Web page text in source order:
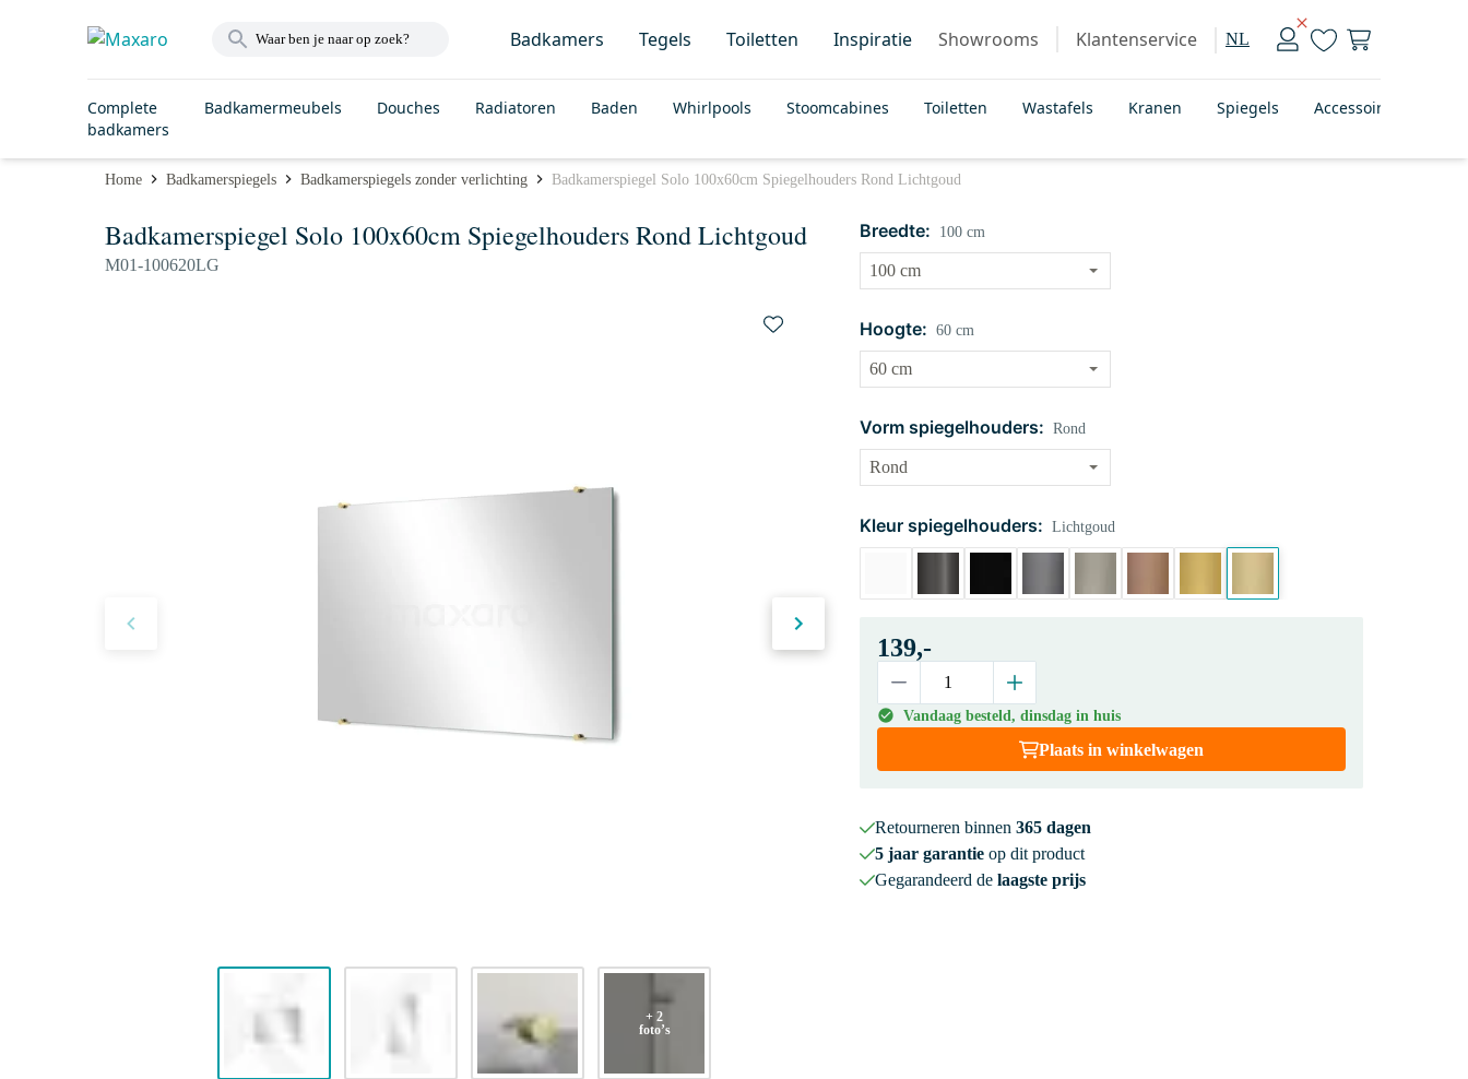
Badkamers Tegels Toiletten Inspiratie Showrooms Klantenservice NL
Complete
badkamers
Badkamermeubels Douches Radiatoren Baden Whirlpools Stoomcabines Toiletten Wastafels Kranen Spiegels Accessoires
Home Badkamerspiegels Badkamerspiegels zonder verlichting Badkamerspiegel Solo 100x60cm Spiegelhouders Rond Lichtgoud
Badkamerspiegel Solo 100x60cm Spiegelhouders Rond Lichtgoud
M01-100620LG
+ 2
foto’s
Breedte: 100 cm
Hoogte: 60 cm
Vorm spiegelhouders: Rond
Kleur spiegelhouders: Lichtgoud
139,-
Vandaag besteld, dinsdag in huis
Plaats in winkelwagen
Retourneren binnen 365 dagen
5 jaar garantieop dit product
Gegarandeerd de laagste prijs